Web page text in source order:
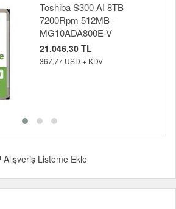
Toshiba S300 AI 8TB
7200Rpm 512MB -
MG10ADA800E-V
21.046,30 TL
367,77 USD + KDV
Alışveriş Listeme Ekle